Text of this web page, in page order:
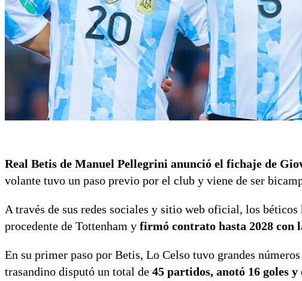
Real Betis de Manuel Pellegrini anunció el fichaje de
volante tuvo un paso previo por el club y viene de ser
A través de sus redes sociales y sitio web oficial, los
procedente de Tottenham y firmó contrato hasta 2028 con
En su primer paso por Betis, Lo Celso tuvo grandes
trasandino disputó un total de 45 partidos, anotó 16 goles y